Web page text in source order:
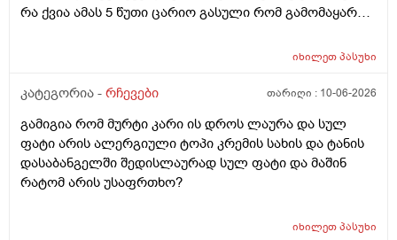
რა ქვია ამას 5 წუთი ცარიო გასული რომ გამომაყარა
იხილეთპასუხი
კატეგორია - რჩევები თარიღი : 10-06-2026
გამიგია რომ მურტი კარი ის დროს ლაურა და სულ
ფატი არის ალერგიული ტოპი კრემის სახის და ტანის
დასაბანგელში შედისლაურად სულ ფატი და მაშინ
რატომ არის უსაფრთხო?
იხილეთპასუხი